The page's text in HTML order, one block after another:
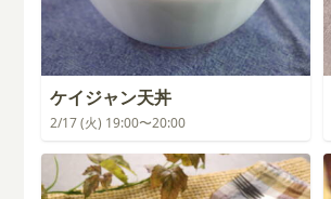
ケイジャン天丼
2/17 (火) 19:00〜20:00